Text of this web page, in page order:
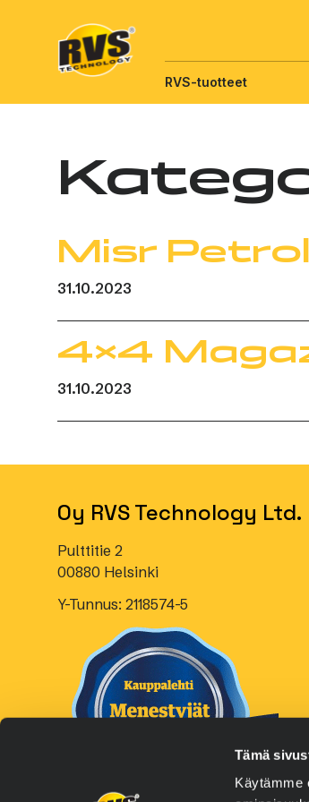
Tämä
Käytämme
RVS-tuotteet
Misr
31.10.2023
4×4
31.10.2023
Oy RVS Technology Ltd.
Pulttitie 2
00880 Helsinki
Y-Tunnus: 2118574-5